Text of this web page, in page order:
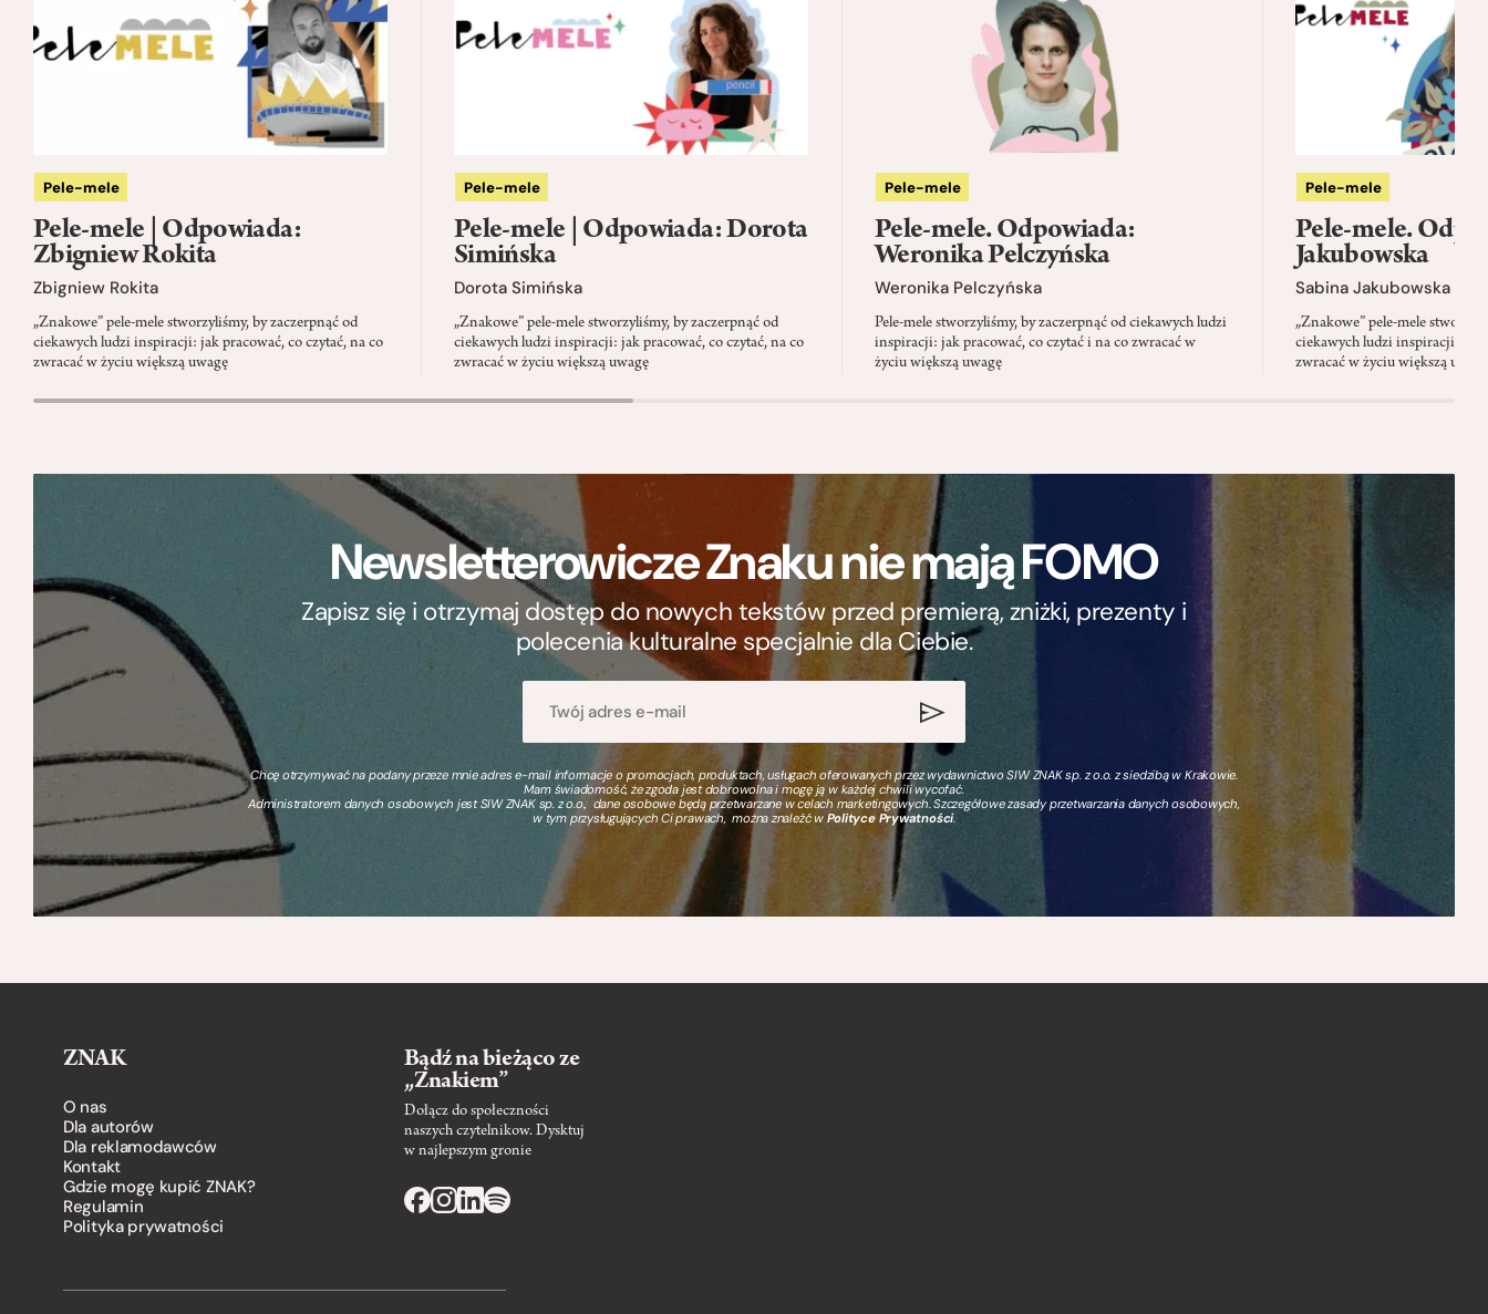
Pele-mele
Pele-mele | Odpowiada:
Zbigniew Rokita
Zbigniew Rokita
„Znakowe” pele-mele stworzyliśmy, by zaczerpnąć od
ciekawych ludzi inspiracji: jak pracować, co czytać, na co
zwracać w życiu większą uwagę
Pele-mele
Pele-mele | Odpowiada: Dorota
Simińska
Dorota Simińska
„Znakowe” pele-mele stworzyliśmy, by zaczerpnąć od
ciekawych ludzi inspiracji: jak pracować, co czytać, na co
zwracać w życiu większą uwagę
Pele-mele
Pele-mele. Odpowiada:
Weronika Pelczyńska
Weronika Pelczyńska
Pele-mele stworzyliśmy, by zaczerpnąć od ciekawych ludzi
inspiracji: jak pracować, co czytać i na co zwracać w
życiu większą uwagę
Pele-mele
Pele-mele.
Jakubowska
Sabina Jakubowska
„Znakowe” pele-mele
ciekawych ludzi inspiracji: jak
zwracać w życiu większą
Newsletterowicze Znaku nie mają FOMO
Zapisz się i otrzymaj dostęp do nowych tekstów przed premierą, zniżki, prezenty i
polecenia kulturalne specjalnie dla Ciebie.
Chcę otrzymywać na podany przeze mnie adres e-mail informacje o promocjach, produktach, usługach oferowanych przez wydawnictwo SIW ZNAK sp. z o.o. z siedzibą w Krakowie.
Mam świadomość, że zgoda jest dobrowolna i mogę ją w każdej chwili wycofać.
Administratorem danych osobowych jest SIW ZNAK sp. z o.o., dane osobowe będą przetwarzane w celach marketingowych. Szczegółowe zasady przetwarzania danych osobowych,
w tym przysługujących Ci prawach, można znaleźć wPolityce Prywatności.
ZNAK
O nas
Dla autorów
Dla reklamodawców
Kontakt
Gdzie mogę kupić ZNAK?
Regulamin
Polityka prywatności
Bądź na bieżąco ze
„Znakiem”
Dołącz do społeczności
naszych czytelnikow. Dysktuj
w najlepszym gronie